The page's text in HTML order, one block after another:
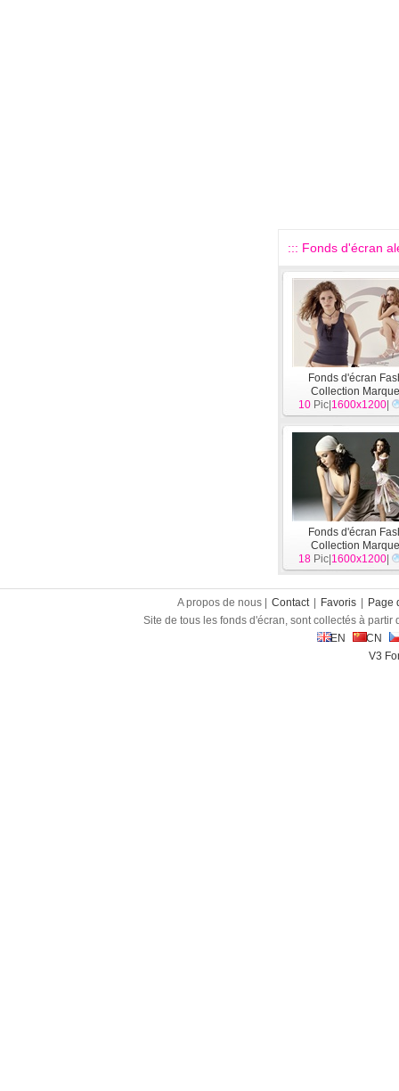
::: Fonds d'écran
Fonds d'écran
Collection
[Publicité]
10 Pic| 1600x1200
Fonds d'écran
Collection
[Publicité]
18 Pic| 1600x1200
A propos de nous | Contact Favoris
Page
Site de tous les fonds d'écran, sont collectés à
EN
CN
V3